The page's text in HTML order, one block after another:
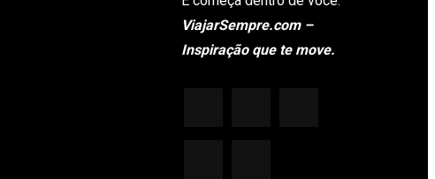
ViajarSempre.com –
Inspiração que te move.